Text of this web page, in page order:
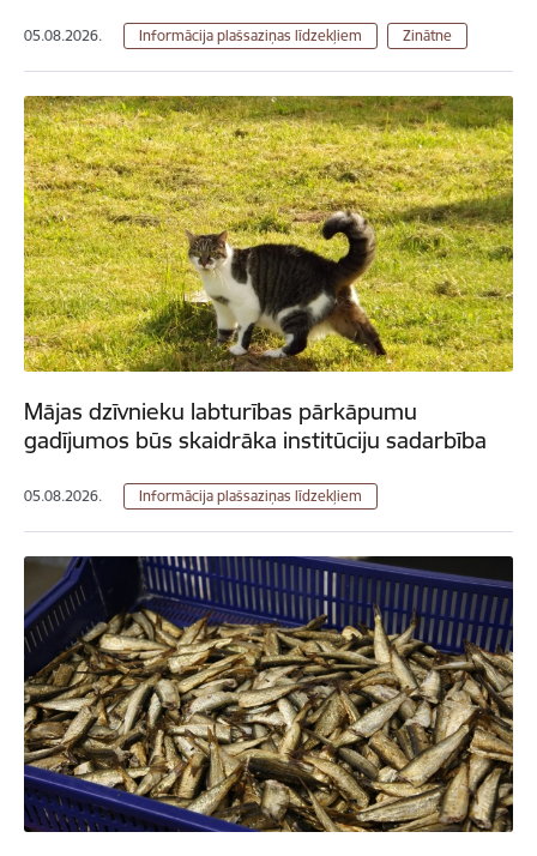
05.08.2026. Informācija plašsaziņas līdzekļiem Zinātne
Mājas dzīvnieku labturības pārkāpumu
gadījumos būs skaidrāka institūciju sadarbība
05.08.2026. Informācija plašsaziņas līdzekļiem